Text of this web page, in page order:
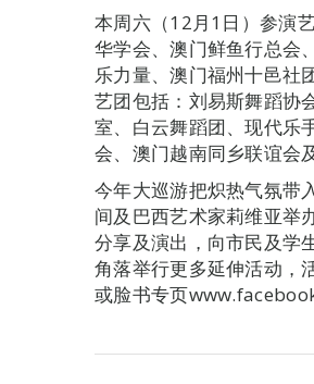
本周六（12月1日）参演
华学会、澳门鲜鱼行总会
乐力量、澳门福州十邑社
艺团包括：刘易斯舞蹈协
室、白云舞蹈团、现代乐
会、澳门越南同乡联谊会
今年大巡游把炽热气氛带
间及巴西艺术家莉维亚举
分享及演出，向市民及学
角落举行更多延伸活动
或脸书专页